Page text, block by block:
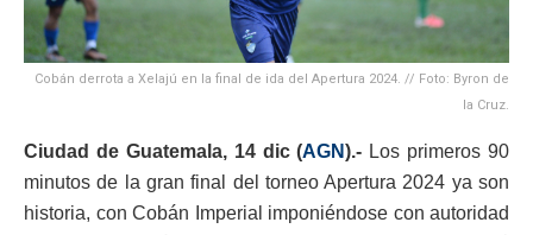
Cobán derrota a Xelajú en la final de ida del Apertura 2024. // Foto: Byron de
la Cruz.
Ciudad de Guatemala, 14 dic (AGN).- Los primeros 90
minutos de la gran final del torneo Apertura 2024 ya son
historia, con Cobán Imperial imponiéndose con autoridad